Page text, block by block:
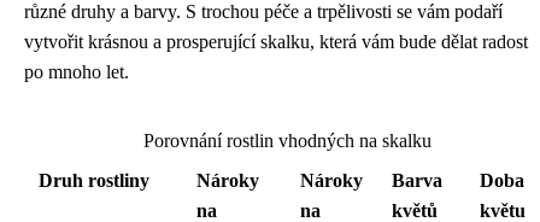
různé druhy a barvy. S trochou péče a trpělivosti se vám podaří
vytvořit krásnou a prosperující skalku, která vám bude dělat radost
po mnoho let.
Porovnání rostlin vhodných na skalku
Druh rostliny
Nároky
na
Nároky
na
Barva
květů
Doba
květu